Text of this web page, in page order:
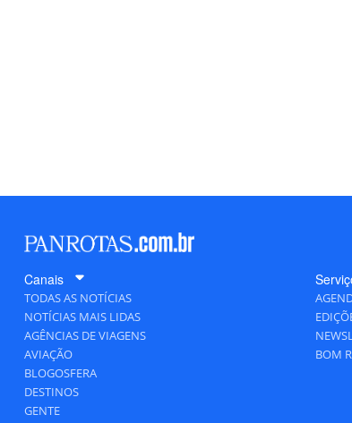
Canais
TODAS AS NOTÍCIAS
NOTÍCIAS MAIS LIDAS
AGÊNCIAS DE VIAGENS
AVIAÇÃO
BLOGOSFERA
DESTINOS
GENTE
BOM